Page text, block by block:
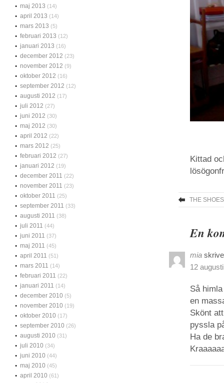
Kittad
THE SHOES
En
mia
12
Så
en
Skönt
pyssla
Ha de
maj 2013 (14)
april 2013 (14)
mars 2013 (5)
februari 2013 (12)
januari 2013 (16)
december 2012 (23)
november 2012 (9)
oktober 2012 (16)
september 2012 (12)
augusti 2012 (17)
juli 2012 (27)
juni 2012 (30)
maj 2012 (30)
april 2012 (22)
mars 2012 (25)
februari 2012 (27)
januari 2012 (19)
december 2011 (22)
november 2011 (23)
oktober 2011 (25)
september 2011 (33)
augusti 2011 (38)
juli 2011 (44)
juni 2011 (37)
maj 2011 (45)
april 2011 (51)
mars 2011 (14)
februari 2011 (22)
januari 2011 (14)
december 2010 (5)
november 2010 (19)
oktober 2010 (17)
september 2010 (26)
augusti 2010 (31)
juli 2010 (34)
juni 2010 (44)
maj 2010 (45)
april 2010 (61)